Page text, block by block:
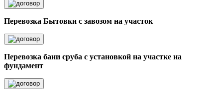
Перевозка Бытовки с завозом на участок
Перевозка бани сруба с установкой на участке на
фундамент